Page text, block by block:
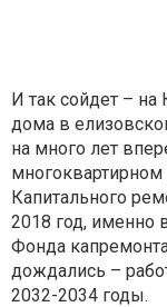
И так сойдет –
дома в
на много лет
Капитального
2018 год, именно
Фонда
дождались –
2032-2034 годы.